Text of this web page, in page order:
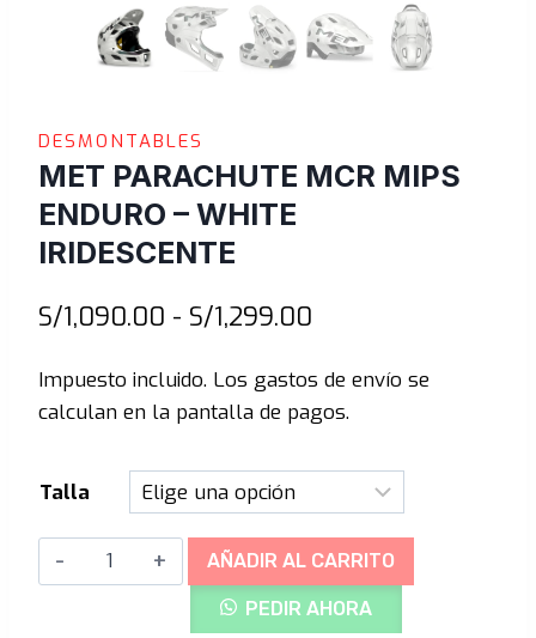
DESMONTABLES
MET PARACHUTE MCR MIPS
ENDURO – WHITE
IRIDESCENTE
S/1,090.00 - S/1,299.00
precios:
S/1,090.00
hasta
S/1,299.00
Impuesto incluido. Los gastos de envío se
calculan en la pantalla de pagos.
Talla
MET
Parachute
AÑADIR AL CARRITO
PEDIR AHORA